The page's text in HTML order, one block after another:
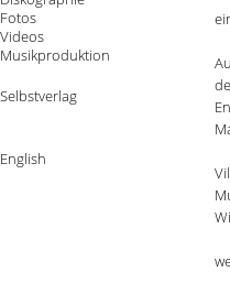
Fotos
Videos
Musikproduktion
Selbstverlag
English